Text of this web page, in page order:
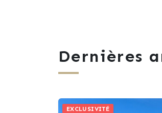
Dernières
EXCLUSIVITÉ